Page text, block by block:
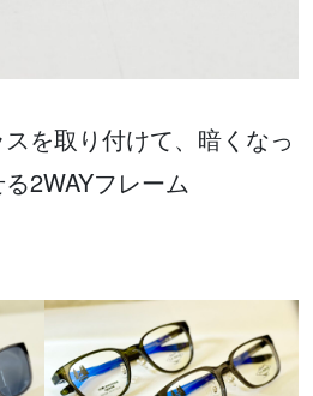
を取り付けて、暗くなっ
2WAYフレーム